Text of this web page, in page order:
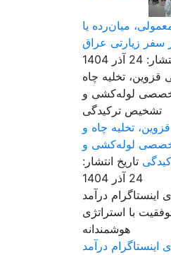
میان‌رده یا
آذر 1404
تخلیه چاه و
لوله‌کشی و
تاریخ انتشار:
24 آذر 1404
اینستاگرام درآمد